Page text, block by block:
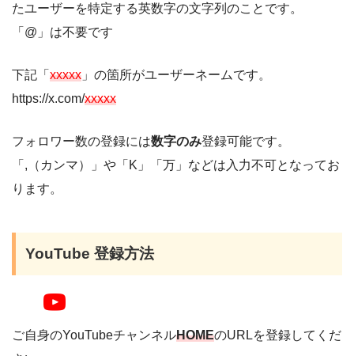
たユーザーを特定する英数字の文字列のことです。
「@」は不要です
下記「 xxxxx 」の箇所がユーザーネームです。
https://x.com/xxxxx
フォロワー数の登録には数字のみ登録可能です。
「,（カンマ）」や「K」「万」などは入力不可となってお
ります。
YouTube 登録方法
ご自身のYouTubeチャンネルHOMEのURLを登録してくだ